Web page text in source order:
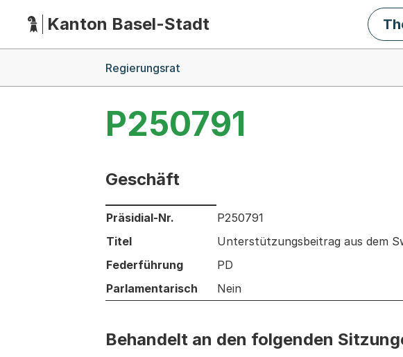
HauptnavigationKanton Basel-Stadt
Regierungsrat
P250791
Geschäft
Informationen zum Ausgewählten Geschäft
Präsidial-Nr.
P250791
Titel
Unterstützungsbeitrag aus dem
Federführung
PD
Parlamentarisch
Nein
Behandelt an den folgenden